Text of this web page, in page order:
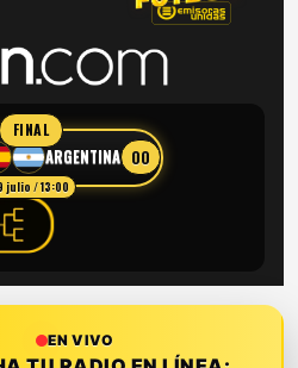
FINAL
ARGENTINA 00
julio / 13:00
EN VIVO